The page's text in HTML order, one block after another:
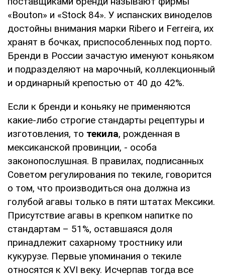
«Bouton» и «Stock 84». У испанских виноделов
достойны внимания марки Ribero и Ferreira, их
хранят в бочках, приспособленных под порто.
Бренди в России зачастую именуют коньяком
и подразделяют на марочный, коллекционный
и ординарный крепостью от 40 до 42%.
Если к бренди и коньяку не применяются
какие-либо строгие стандарты рецептуры и
изготовления, то текила, рожденная в
мексиканской провинции, - особа
законопослушная. В правилах, подписанных
Советом регулирования по текиле, говорится
о том, что производиться она должна из
голубой агавы только в пяти штатах Мексики.
Присутствие агавы в крепком напитке по
стандартам – 51%, оставшаяся доля
принадлежит сахарному тростнику или
кукурузе. Первые упоминания о текиле
относятся к XVI веку. Исчерпав тогда все